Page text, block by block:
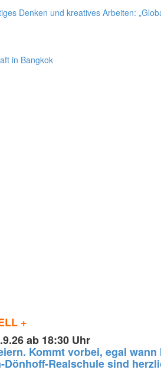
Denken und kreatives Arbeiten:
in Bangkok
+
ab 18:30 Uhr
Kommt vorbei, egal
Dönhoff-Realschule sind